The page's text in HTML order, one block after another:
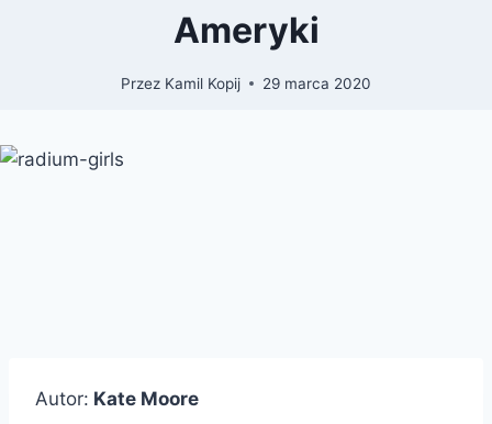
Ameryki
Przez Kamil Kopij 29 marca 2020
Autor: Kate Moore